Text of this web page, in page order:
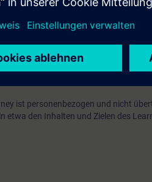
ist personenbezogen und nicht
etwa den Inhalten und Zielen des